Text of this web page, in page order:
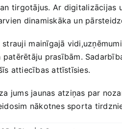
tirgotājus. Ar
dinamiskāka un
strauji ⁤mainīgajā
patērētāju prasībām.
attiecības attīstīsies.
jums jaunas atziņas par
​nākotnes‌ sporta